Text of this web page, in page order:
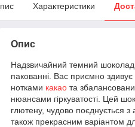
Характеристики
Опис
Надзвичайний темний шоколад
пакованні. Вас приємно здивує
нотками какао та
нюансами гіркуватості. Цей
глютену, чудово поєднується
також прекрасним варіантом